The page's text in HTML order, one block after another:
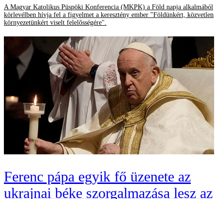
A Magyar Katolikus Püspöki Konferencia (MKPK) a Föld napja alkalmából
körlevélben hívja fel a figyelmet a keresztény ember "Földünkért, közvetlen
környezetünkért viselt felelősségére".
Ferenc pápa egyik fő üzenete az
ukrajnai béke szorgalmazása lesz az